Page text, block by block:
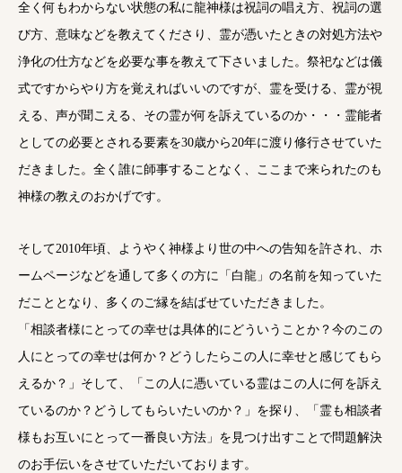
全く何もわからない状態の私に龍神様は祝詞の唱え方、祝詞の選
び方、意味などを教えてくださり、霊が憑いたときの対処方法や
浄化の仕方などを必要な事を教えて下さいました。祭祀などは儀
式ですからやり方を覚えればいいのですが、霊を受ける、霊が視
える、声が聞こえる、その霊が何を訴えているのか・・・霊能者
としての必要とされる要素を30歳から20年に渡り修行させていた
だきました。全く誰に師事することなく、ここまで来られたのも
神様の教えのおかげです。
そして2010年頃、ようやく神様より世の中への告知を許され、ホ
ームページなどを通して多くの方に「白龍」の名前を知っていた
だこととなり、多くのご縁を結ばせていただきました。
「相談者様にとっての幸せは具体的にどういうことか？今のこの
人にとっての幸せは何か？どうしたらこの人に幸せと感じてもら
えるか？」そして、「この人に憑いている霊はこの人に何を訴え
ているのか？どうしてもらいたいのか？」を探り、「霊も相談者
様もお互いにとって一番良い方法」を見つけ出すことで問題解決
のお手伝いをさせていただいております。